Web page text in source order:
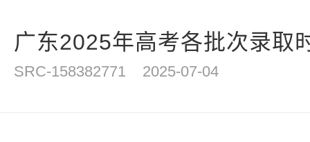
广东2025年高考各批次录取
SRC-158382771 2025-07-04